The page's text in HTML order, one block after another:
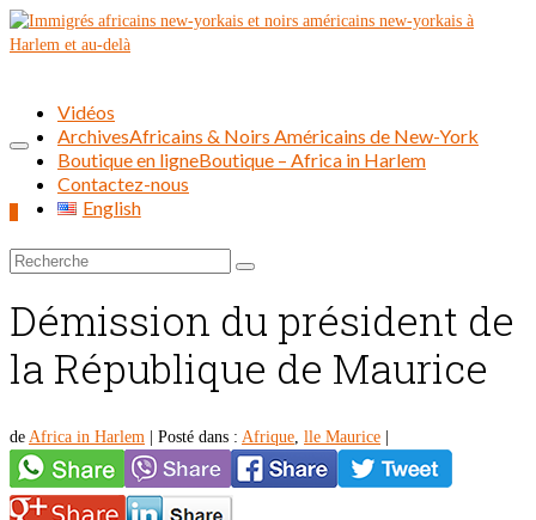
Rechercher :
Vidéos
ArchivesAfricains & Noirs Américains de New-York
Boutique en ligneBoutique – Africa in Harlem
Contactez-nous
English
Démission du président de
la République de Maurice
de Africa in Harlem Posté dans : Afrique, lle Maurice